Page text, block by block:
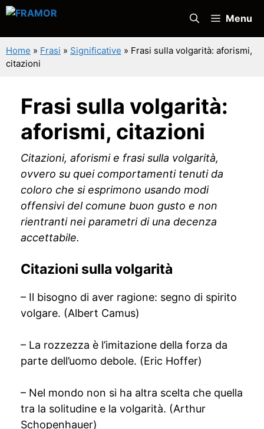
Vai
contenuto
Menu
Home » Frasi » Significative » Frasi sulla volgarità: aforismi,
citazioni
Frasi sulla volgarità:
aforismi, citazioni
Citazioni, aforismi e frasi sulla volgarità,
ovvero su quei comportamenti tenuti da
coloro che si esprimono usando modi
offensivi del comune buon gusto e non
rientranti nei parametri di una decenza
accettabile.
Citazioni sulla volgarità
– Il bisogno di aver ragione: segno di spirito
volgare. (Albert Camus)
– La rozzezza è l’imitazione della forza da
parte dell’uomo debole. (Eric Hoffer)
– Nel mondo non si ha altra scelta che quella
tra la solitudine e la volgarità. (Arthur
Schopenhauer)